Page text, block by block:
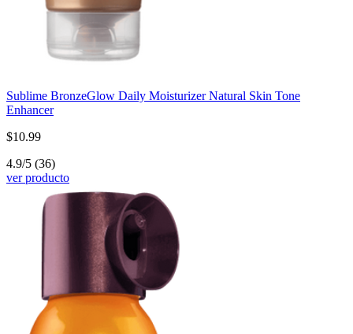
Sublime BronzeGlow Daily Moisturizer Natural Skin Tone
Enhancer
$10.99
4.9/5 (36)
ver producto